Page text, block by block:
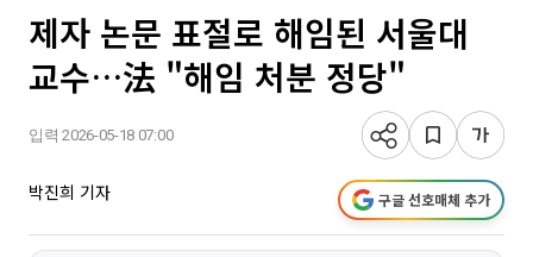
제자 논문 표절로 해임된 서울대
교수…法 "해임 처분 정당"
입력 2026-05-18 07:00
박진희 기자 구글 선호매체 추가